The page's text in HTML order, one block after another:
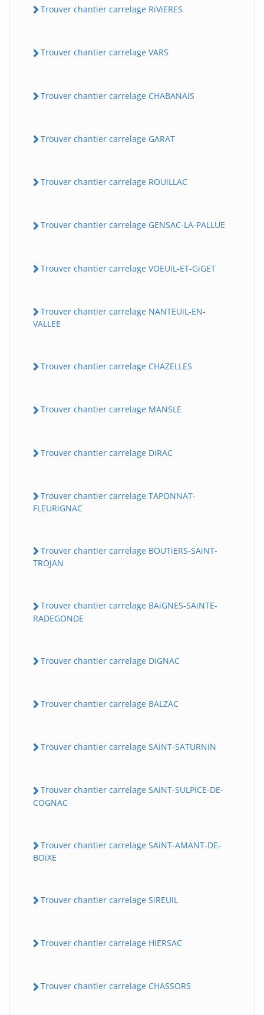
Trouver chantier carrelage RiViERES
Trouver chantier carrelage VARS
Trouver chantier carrelage CHABANAiS
Trouver chantier carrelage GARAT
Trouver chantier carrelage ROUiLLAC
Trouver chantier carrelage GENSAC-LA-PALLUE
Trouver chantier carrelage VOEUiL-ET-GiGET
Trouver chantier carrelage NANTEUiL-EN-
VALLEE
Trouver chantier carrelage CHAZELLES
Trouver chantier carrelage MANSLE
Trouver chantier carrelage DiRAC
Trouver chantier carrelage TAPONNAT-
FLEURiGNAC
Trouver chantier carrelage BOUTiERS-SAiNT-
TROJAN
Trouver chantier carrelage BAiGNES-SAiNTE-
RADEGONDE
Trouver chantier carrelage DiGNAC
Trouver chantier carrelage BALZAC
Trouver chantier carrelage SAiNT-SATURNiN
Trouver chantier carrelage SAiNT-SULPiCE-DE-
COGNAC
Trouver chantier carrelage SAiNT-AMANT-DE-
BOiXE
Trouver chantier carrelage SiREUiL
Trouver chantier carrelage HiERSAC
Trouver chantier carrelage CHASSORS